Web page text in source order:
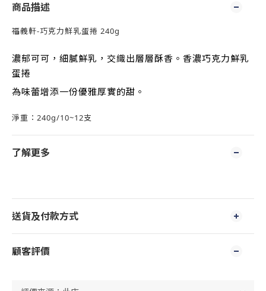
商品描述
福義軒-巧克力鮮乳蛋捲 240g
濃郁可可，細膩鮮乳， 交織出層層酥香。 香濃巧克力鮮乳
蛋捲
為味蕾增添一份優雅厚實的甜。
淨重：240g/10~12支
了解更多
送貨及付款方式
顧客評價